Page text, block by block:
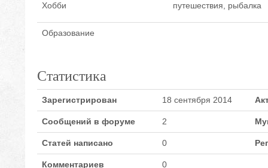
Хобби путешествия, рыбалка
Образование
Статистика
Зарегистрирован 18 сентября 2014
Сообщений в форуме 2
Статей написано 0
Комментариев 0